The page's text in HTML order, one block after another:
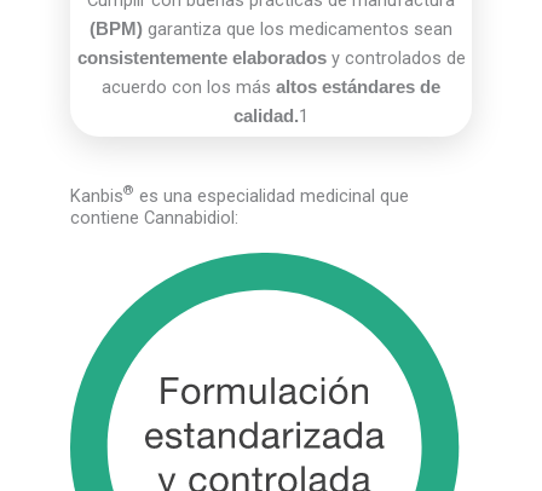
(BPM) garantiza que los medicamentos sean
consistentemente elaboradosy controlados de
acuerdo con los más altos estándares de
calidad.1
Kanbis® es una especialidad medicinal que
contiene Cannabidiol: